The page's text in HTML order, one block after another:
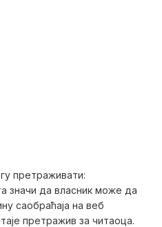
претраживати:
значи да власник може да
саобраћаја на веб
претражив за читаоца.